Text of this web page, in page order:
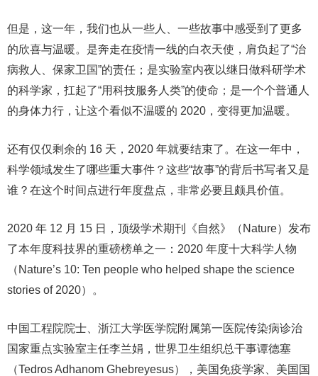
但是，这一年，我们也从一些人、一些故事中感受到了更多
的欣喜与温暖。是奔走在疫情一线的白衣天使，肩负起了“治
病救人、保家卫国”的责任；是实验室内夜以继日做科研学术
的科学家，扛起了“用科技服务人类”的使命；是一个个普通人
的身体力行，让这个看似不温暖的 2020，变得更加温暖。
还有仅仅剩余的 16 天，2020 年就要结束了。在这一年中，
科学领域发生了哪些重大事件？这些“故事”的背后书写者又是
谁？在这个时间点进行年度盘点，非常必要且颇具价值。
2020 年 12 月 15 日，顶级学术期刊《自然》（Nature）发布
了本年度科技界的重磅榜单之一：2020 年度十大科学人物
（Nature’s 10: Ten people who helped shape the science
stories of 2020）。
中国工程院院士、浙江大学医学院附属第一医院传染病诊治
国家重点实验室主任李兰娟，世界卫生组织总干事谭德塞
（Tedros Adhanom Ghebreyesus），美国免疫学家、美国国